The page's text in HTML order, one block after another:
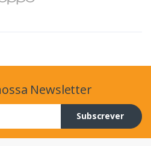
Newsletter
Subscrever